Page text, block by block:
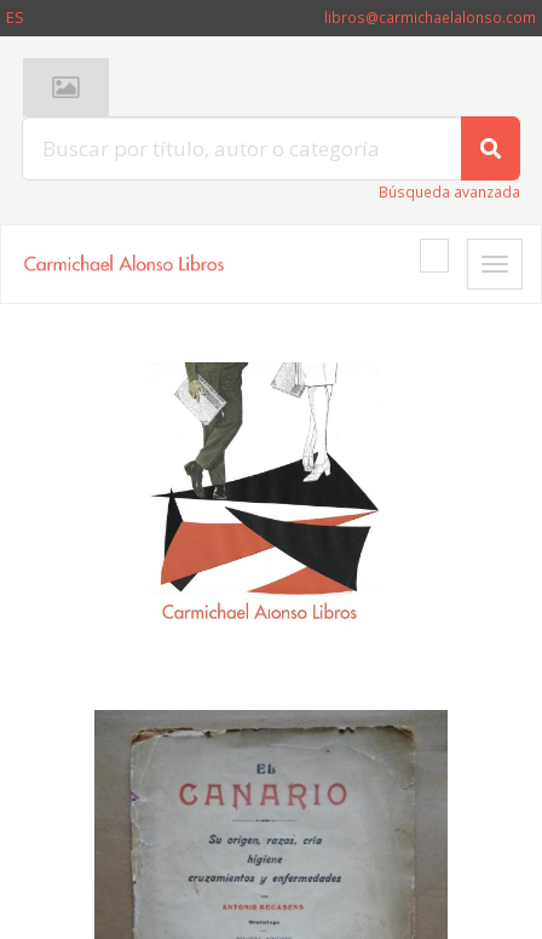
ES libros@carmichaelalonso.com
Búsqueda avanzada
Toggle